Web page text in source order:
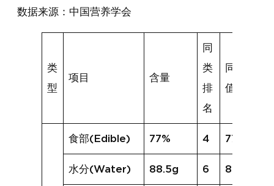
数据来源：中国营养学会
类
型
项目 含量
同
类
排
名
同类均
值
食部(Edible) 77% 4 77%
水分(Water) 88.5g 6 80.9g